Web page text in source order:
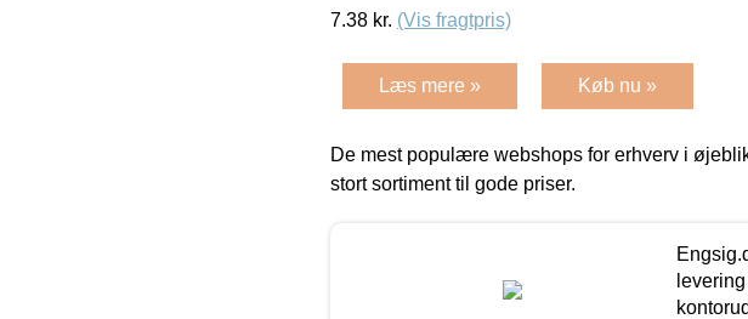
7.38 kr. (Vis fragtpris)
Læs mere » Køb nu »
De mest populære webshops for erhverv i
stort sortiment til gode priser.